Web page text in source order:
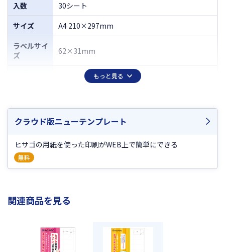
入数
30シート
サイズ
A4 210×297mm
ラベルサイ
ズ
62×31mm
27（3×9）
ラベルのみ
の厚さ
0.10mm
坪量 179g/m2程度
もっと見る
クラウド版ニューテンプレート
ヒサゴの用紙を使った印刷がWEB上で簡単にできる
無料
関連商品を見る